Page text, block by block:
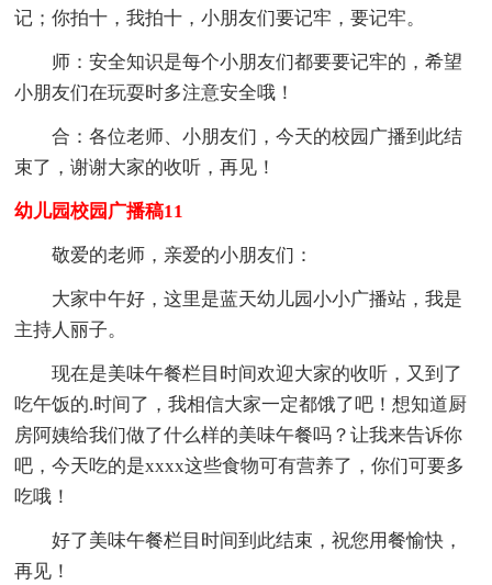
记；你拍十，我拍十，小朋友们要记牢，要记牢。
师：安全知识是每个小朋友们都要要记牢的，希望
小朋友们在玩耍时多注意安全哦！
合：各位老师、小朋友们，今天的校园广播到此结
束了，谢谢大家的收听，再见！
幼儿园校园广播稿11
敬爱的老师，亲爱的小朋友们：
大家中午好，这里是蓝天幼儿园小小广播站，我是
主持人丽子。
现在是美味午餐栏目时间欢迎大家的收听，又到了
吃午饭的.时间了，我相信大家一定都饿了吧！想知道厨
房阿姨给我们做了什么样的美味午餐吗？让我来告诉你
吧，今天吃的是xxxx这些食物可有营养了，你们可要多
吃哦！
好了美味午餐栏目时间到此结束，祝您用餐愉快，
再见！